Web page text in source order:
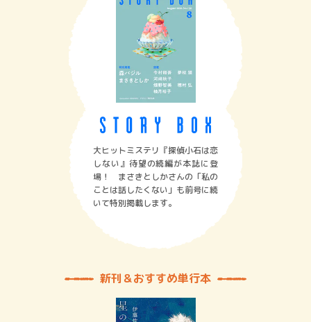
大ヒットミステリ『探偵小石は恋
しない』待望の続編が本誌に登
場！ まさきとしかさんの「私の
ことは話したくない」も前号に続
いて特別掲載します。
新刊＆おすすめ単行本